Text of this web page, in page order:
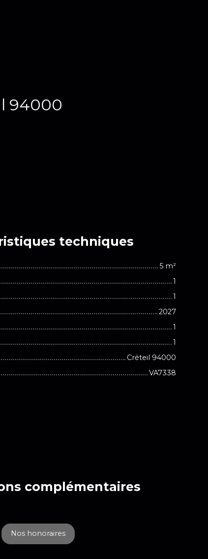
94000
techniques
5 m²
1
1
2027
1
1
Créteil 94000
VA7338
complémentaires
Nos honoraires